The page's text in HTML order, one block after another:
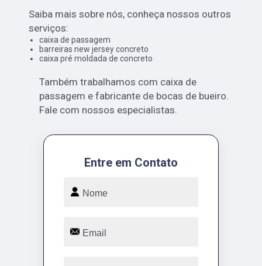
Saiba mais sobre nós, conheça nossos outros
serviços:
caixa de passagem
barreiras new jersey concreto
caixa pré moldada de concreto
Também trabalhamos com caixa de
passagem e fabricante de bocas de bueiro.
Fale com nossos especialistas.
Entre em Contato